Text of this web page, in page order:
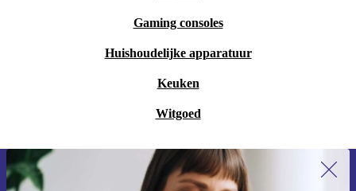
Gaming consoles
Huishoudelijke apparatuur
Keuken
Witgoed
Meld je aan voor onze nieuwsbrief en